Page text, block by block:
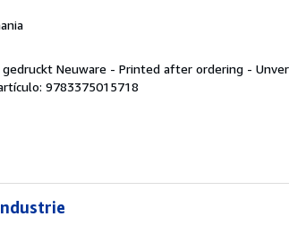
gedruckt Neuware - Printed after ordering -
9783375015718